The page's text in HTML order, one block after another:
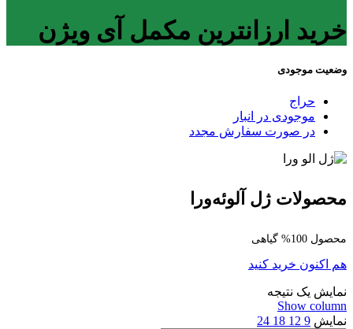
خرید ارزانترین مکمل آی ویژن
وضعیت موجودی
حراج
موجودی در انبار
در صورت سفارش مجدد
محصولات ژل آلوئه‌ورا
محصول 100% گیاهی
هم اکنون خرید کنید
نمایش یک نتیجه
Show column
نمایش 9
12
18
24